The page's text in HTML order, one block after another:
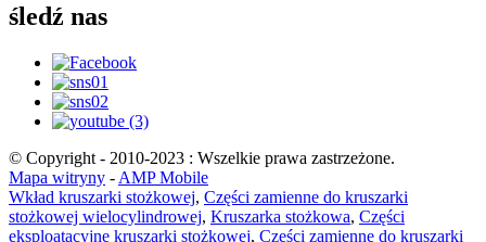
śledź nas
© Copyright - 2010-2023 : Wszelkie prawa zastrzeżone.
Mapa witryny - AMP Mobile
Wkład kruszarki stożkowej, Części zamienne do kruszarki
stożkowej wielocylindrowej, Kruszarka stożkowa, Części
eksploatacyjne kruszarki stożkowej, Części zamienne do kruszarki